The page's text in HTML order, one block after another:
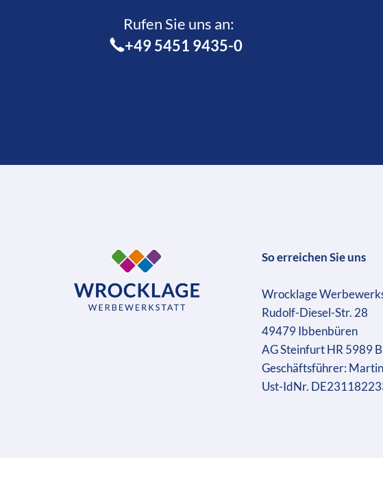
Rufen Sie uns an:­
+49 5451 9435-0
So erreichen Sie uns
Wrocklage
Rudolf-Diesel-Str. 28
49479 Ibbenbüren
AG Steinfurt HR 5989 B
Geschäftsführer:
Ust-IdNr.